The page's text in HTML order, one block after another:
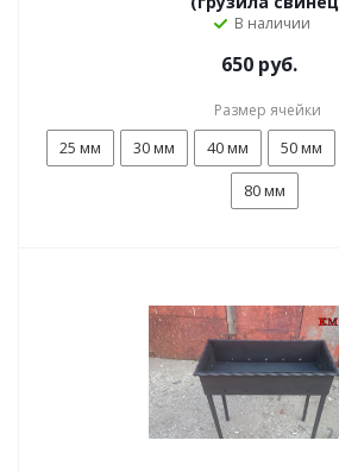
В наличии
650 руб.
Размер ячейки
25 мм 30 мм 40 мм 50 мм
80 мм